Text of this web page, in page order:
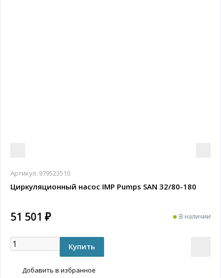
Артикул: 979523510
Циркуляционный насос IMP Pumps SAN 32/80-180
51 501 ₽ В наличии
Добавить в избранное